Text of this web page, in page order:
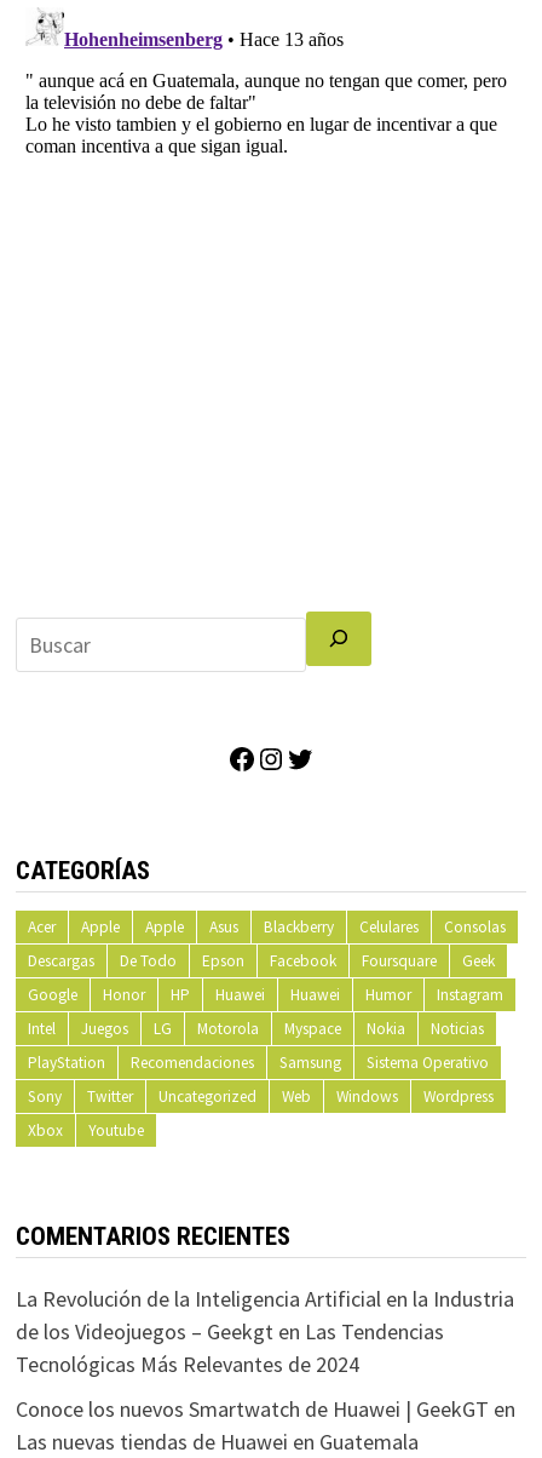
Facebook
Instagram
CATEGORÍAS
Acer Apple Apple Asus Blackberry Celulares
Consolas
Descargas
De Todo Epson Facebook Foursquare
Geek
Google
Honor HP Huawei Huawei Humor
Instagram
Intel
Juegos LG Motorola Myspace Nokia
Noticias
PlayStation
Recomendaciones Samsung
Sistema Operativo
Sony
Twitter Uncategorized Web Windows
Wordpress
Xbox
Youtube
COMENTARIOS RECIENTES
La Revolución de la Inteligencia Artificial en la Industria
de los Videojuegos – Geekgten Las Tendencias
Tecnológicas Más Relevantes de 2024
Conoce los nuevos Smartwatch de Huawei | GeekGT en
Las nuevas tiendas de Huawei en Guatemala